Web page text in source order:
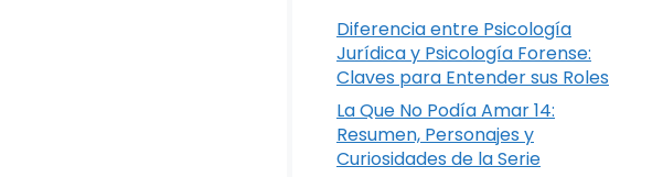
Diferencia entre Psicología
Jurídica y Psicología Forense:
Claves para Entender sus Roles
La Que No Podía Amar 14:
Resumen, Personajes y
Curiosidades de la Serie